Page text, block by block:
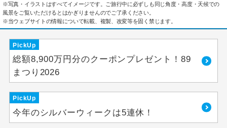
※写真・イラストはすべてイメージです。ご旅行中に必ずしも同じ角度・高度・天候での
風景をご覧いただけるとはかぎりませんのでご了承ください。
※当ウェブサイトの情報について転載、複製、改変等を固く禁じます。
PickUp
総額8,900万円分のクーポンプレゼント！89
まつり2026
PickUp
今年のシルバーウィークは5連休！